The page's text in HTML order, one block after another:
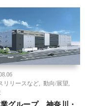
リリースなど
動向/展望
グループ、神奈川・